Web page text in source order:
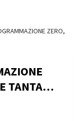
ZERO,
TANTA…